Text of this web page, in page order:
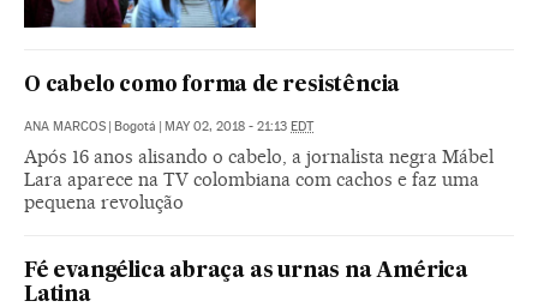
O cabelo como forma de resistência
ANA MARCOS | Bogotá | MAY 02, 2018 - 21:13 EDT
Após 16 anos alisando o cabelo, a jornalista negra Mábel
Lara aparece na TV colombiana com cachos e faz uma
pequena revolução
Fé evangélica abraça as urnas na América
Latina